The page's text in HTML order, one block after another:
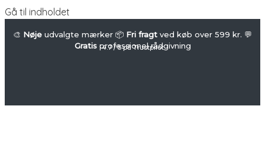
Gå til indholdet
🎨 Nøje udvalgte mærker 📦 Fri fragt ved køb over 599 kr. 💬
Gratisprofessionel rådgivning
4.7 / 5 på Trustpilot